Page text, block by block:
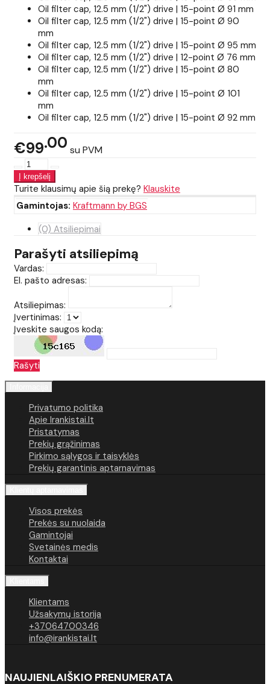
Oil filter cap, 12.5 mm (1/2") drive | 15-point Ø 91 mm
Oil filter cap, 12.5 mm (1/2") drive | 15-point Ø 90
mm
Oil filter cap, 12.5 mm (1/2") drive | 15-point Ø 95 mm
Oil filter cap, 12.5 mm (1/2") drive | 12-point Ø 76 mm
Oil filter cap, 12.5 mm (1/2") drive | 15-point Ø 80
mm
Oil filter cap, 12.5 mm (1/2") drive | 15-point Ø 101
mm
Oil filter cap, 12.5 mm (1/2") drive | 15-point Ø 92 mm
€99 00 su PVM
Turite klausimų apie šią prekę? Klauskite
Gamintojas: Kraftmann by BGS
(0) Atsiliepimai
Parašyti atsiliepimą
Vardas:
El. pašto adresas:
Atsiliepimas:
Įvertinimas:
Įveskite saugos kodą:
Rašyti
Privatumo politika
Apie Irankistai.lt
Pristatymas
Prekių grąžinimas
Pirkimo sąlygos ir taisyklės
Prekių garantinis aptarnavimas
Visos prekės
Prekės su nuolaida
Gamintojai
Svetainės medis
Kontaktai
Klientams
Užsakymų istorija
+37064700346
info@irankistai.lt
NAUJIENLAIŠKIO PRENUMERATA